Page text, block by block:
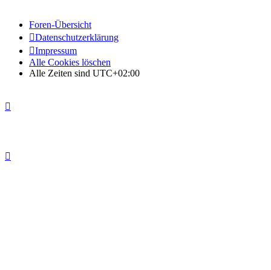
Foren-Übersicht
Datenschutzerklärung
Impressum
Alle Cookies löschen
Alle Zeiten sind UTC+02:00